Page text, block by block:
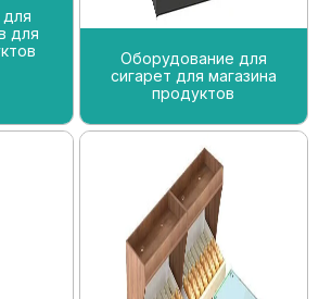
для
Оборудование для
сигарет для магазина
продуктов